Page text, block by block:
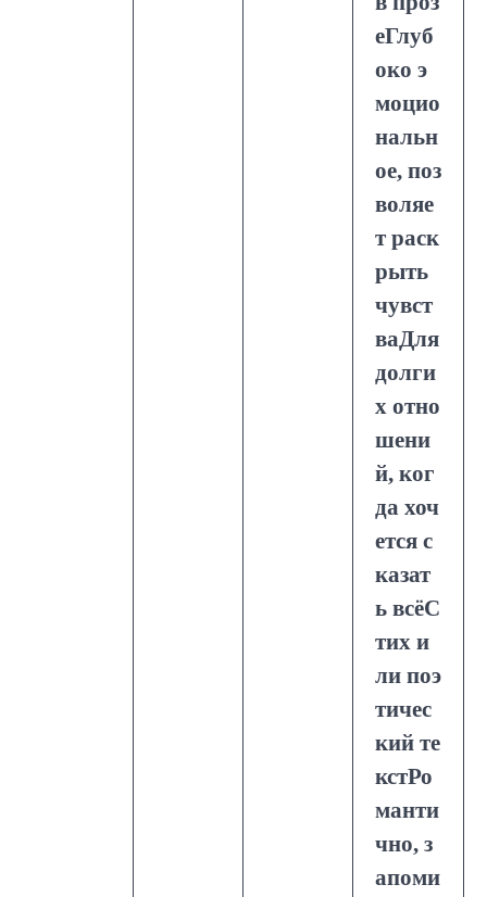
еГлуб
око э
моцио
нальн
ое, поз
воляе
т раск
рыть
чувст
ваДля
долги
х отно
шени
й, ког
да хоч
ется с
казат
ь всёС
тих и
ли поэ
тичес
кий те
кстРо
манти
чно, з
апоми